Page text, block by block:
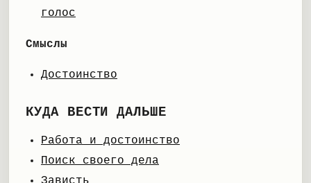
голос
Смыслы
Достоинство
КУДА ВЕСТИ ДАЛЬШЕ
Работа и достоинство
Поиск своего дела